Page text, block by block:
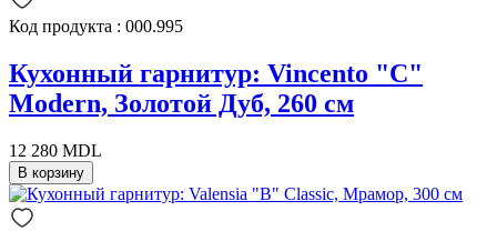
Код продукта : 000.995
Кухонный гарнитур: Vincento "C"
Modern, Золотой Дуб, 260 см
12 280 MDL
В корзину